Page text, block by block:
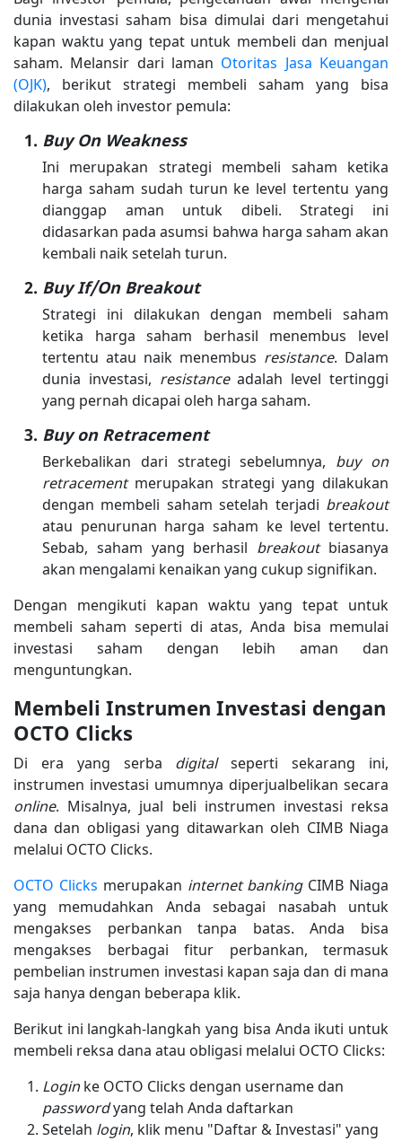
dunia investasi saham bisa dimulai dari mengetahui
kapan waktu yang tepat untuk membeli dan menjual
saham. Melansir dari laman Otoritas Jasa Keuangan
(OJK), berikut strategi membeli saham yang bisa
dilakukan oleh investor pemula:
Buy On Weakness
Ini merupakan strategi membeli saham ketika
harga saham sudah turun ke level tertentu yang
dianggap aman untuk dibeli. Strategi ini
didasarkan pada asumsi bahwa harga saham akan
kembali naik setelah turun.
Buy If/On Breakout
Strategi ini dilakukan dengan membeli saham
ketika harga saham berhasil menembus level
tertentu atau naik menembus resistance. Dalam
dunia investasi, resistanceadalah level tertinggi
yang pernah dicapai oleh harga saham.
Buy on Retracement
Berkebalikan dari strategi sebelumnya, buy on
retracementmerupakan strategi yang dilakukan
dengan membeli saham setelah terjadi breakout
atau penurunan harga saham ke level tertentu.
Sebab, saham yang berhasil breakout biasanya
akan mengalami kenaikan yang cukup signifikan.
Dengan mengikuti kapan waktu yang tepat untuk
membeli saham seperti di atas, Anda bisa memulai
investasi saham dengan lebih aman dan
menguntungkan.
Membeli Instrumen Investasi dengan
OCTO Clicks
Di era yang serba digitalseperti sekarang ini,
instrumen investasi umumnya diperjualbelikan secara
online. Misalnya, jual beli instrumen investasi reksa
dana dan obligasi yang ditawarkan oleh CIMB Niaga
melalui OCTO Clicks.
OCTO Clicks merupakan internet banking CIMB Niaga
yang memudahkan Anda sebagai nasabah untuk
mengakses perbankan tanpa batas. Anda bisa
mengakses berbagai fitur perbankan, termasuk
pembelian instrumen investasi kapan saja dan di mana
saja hanya dengan beberapa klik.
Berikut ini langkah-langkah yang bisa Anda ikuti untuk
membeli reksa dana atau obligasi melalui OCTO Clicks:
Loginke OCTO Clicks dengan username dan
passwordyang telah Anda daftarkan
Setelah login, klik menu "Daftar & Investasi" yang